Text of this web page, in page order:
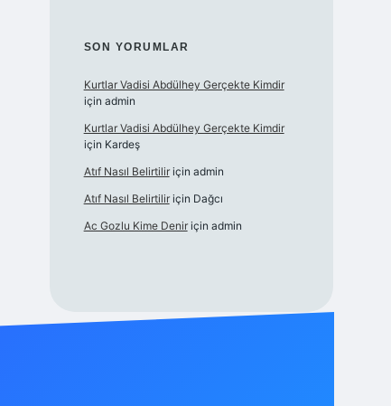
SON YORUMLAR
Kurtlar Vadisi Abdülhey Gerçekte Kimdir
için admin
Kurtlar Vadisi Abdülhey Gerçekte Kimdir
için Kardeş
Atıf Nasıl Belirtiliriçin admin
Atıf Nasıl Belirtiliriçin Dağcı
Ac Gozlu Kime Deniriçin admin